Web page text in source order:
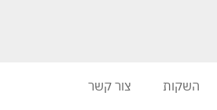
השקות צור קשר